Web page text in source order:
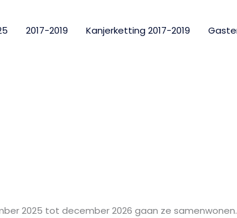
2017-2019 Kanjerketting 2017-2019
2025 tot december 2026 gaan ze samenwonen.